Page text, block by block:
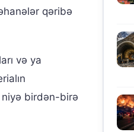
qəribə
və ya
niyə birdən-birə